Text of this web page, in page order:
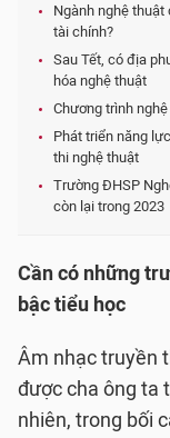
Ngành nghệ
tài chính?
Sau Tết, có địa
hóa nghệ thuật
Chương trình
Phát triển năng
thi nghệ thuật
Trường ĐHSP
còn lại trong 2023
Cần có những
bậc tiểu học
Âm nhạc truyền
được cha ông ta
nhiên, trong bối